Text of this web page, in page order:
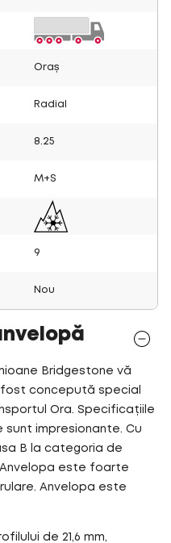
Oraș
Radial
8.25
M+S
9
Nou
Bridgestone vă
concepută special
Ora. Specificațiile
impresionante. Cu
B la categoria de
este foarte
Anvelopa este
de 21,6 mm,